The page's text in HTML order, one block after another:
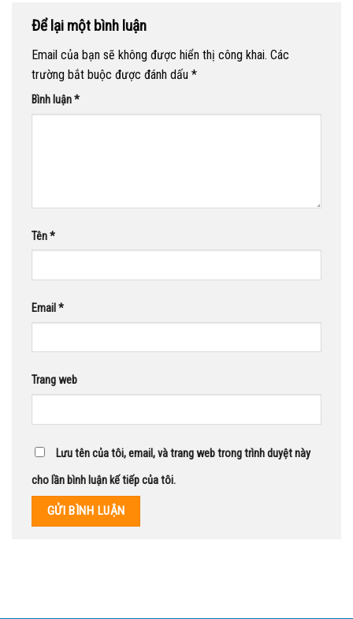
Để lại một bình luận
Email của bạn sẽ không được hiển thị công khai. Các
trường bắt buộc được đánh dấu *
Bình luận*
Tên*
Email *
Trang web
Lưu tên của tôi, email, và trang web trong trình duyệt này
cho lần bình luận kế tiếp của tôi.